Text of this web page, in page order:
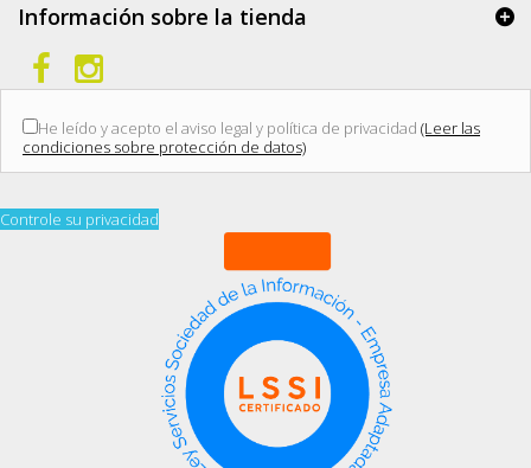
Información sobre la tienda
He leído y acepto el aviso legal y política de privacidad (Leer las
condiciones sobre protección de datos)
Controle su privacidad